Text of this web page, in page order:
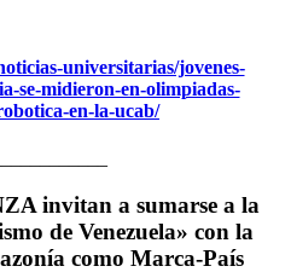
universitarias/jovenes-
se-midieron-en-olimpiadas-
en-la-ucab/
invitan a sumarse a la
de Venezuela» con la
como Marca-País